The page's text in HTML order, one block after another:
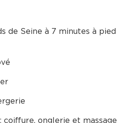
de Seine à 7 minutes à pied
coiffure, onglerie et massage